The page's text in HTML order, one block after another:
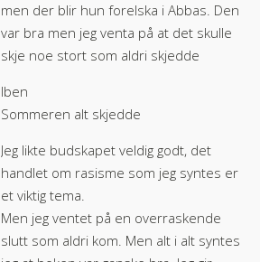
men der blir hun forelska i Abbas. Den
var bra men jeg venta på at det skulle
skje noe stort som aldri skjedde
Iben
Sommeren alt skjedde
Jeg likte budskapet veldig godt, det
handlet om rasisme som jeg syntes er
et viktig tema.
Men jeg ventet på en overraskende
slutt som aldri kom. Men alt i alt syntes